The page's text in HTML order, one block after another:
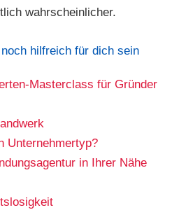
wahrscheinlicher.
hilfreich für dich sein
Masterclass für Gründer
Unternehmertyp?
in Ihrer Nähe